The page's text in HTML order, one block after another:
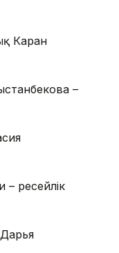
Каран
–
ресейлік